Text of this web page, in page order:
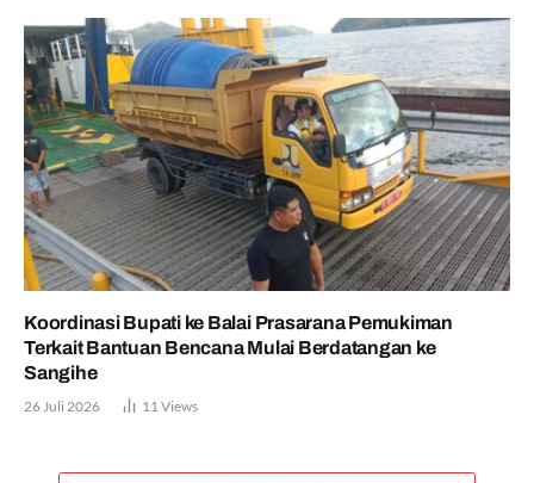
Koordinasi Bupati ke Balai Prasarana Pemukiman
Terkait Bantuan Bencana Mulai Berdatangan ke
Sangihe
26 Juli 2026 11Views